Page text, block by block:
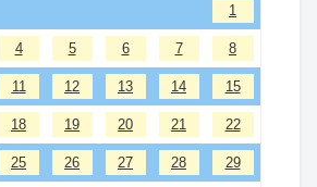
1
4 5 6 7 8
11 12 13 14 15
18 19 20 21 22
25 26 27 28 29